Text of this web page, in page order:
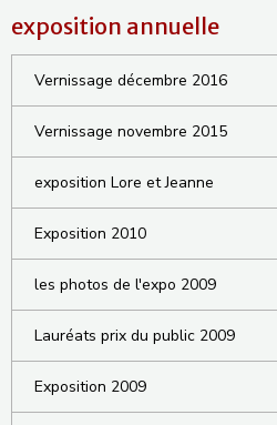
exposition annuelle
Vernissage décembre 2016
Vernissage novembre 2015
exposition Lore et Jeanne
Exposition 2010
les photos de l'expo 2009
Lauréats prix du public 2009
Exposition 2009